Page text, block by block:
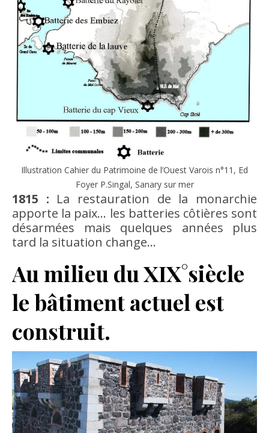
Illustration Cahier du Patrimoine de l’Ouest Varois n°11, Ed
Foyer P.Singal, Sanary sur mer
1815 : La restauration de la monarchie
apporte la paix… les batteries côtières sont
désarmées mais quelques années plus
tard la situation change…
Au milieu du XIX°siècle
le bâtiment actuel est
construit.